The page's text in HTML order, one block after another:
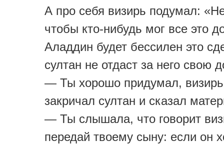
А про себя визирь подумал:
чтобы кто-нибудь мог все это
Аладдин будет бессилен это
султан не отдаст за него свою
— Ты хорошо придумал,
закричал султан и сказал
— Ты слышала, что говорит
передай твоему сыну: если он